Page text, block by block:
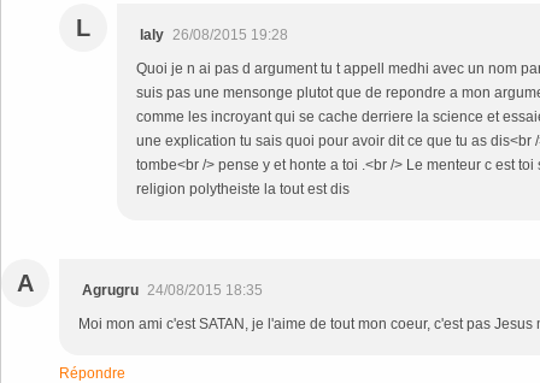
L laly 26/08/2015 19:28
Quoi je n ai pas d argument tu t appell medhi avec un nom
suis pas une mensonge plutot que de repondre a mon
comme les incroyant qui se cache derriere la science et
une explication tu sais quoi pour avoir dit ce que tu as dis<br
tombe<br /> pense y et honte a toi .<br /> Le menteur c est
religion polytheiste la tout est dis
A Agrugru 24/08/2015 18:35
Moi mon ami c'est SATAN, je l'aime de tout mon coeur, c'est pas Jesus
Répondre